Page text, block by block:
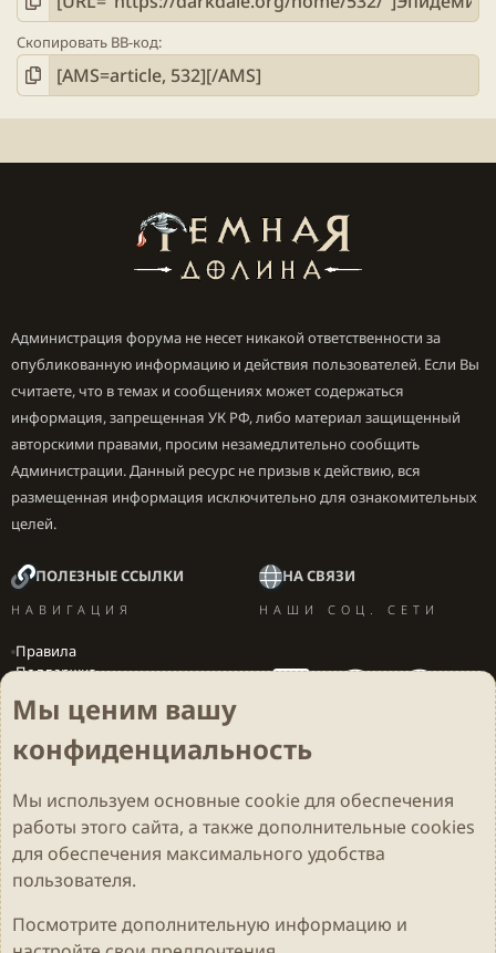
Скопировать BB-код
Администрация форума не несет никакой ответственности за
опубликованную информацию и действия пользователей. Если Вы
считаете, что в темах и сообщениях может содержаться
информация, запрещенная УК РФ, либо материал защищенный
авторскими правами, просим незамедлительно сообщить
Администрации. Данный ресурс не призыв к действию, вся
размещенная информация исключительно для ознакомительных
целей.
ПОЛЕЗНЫЕ ССЫЛКИ
НАВИГАЦИЯ
Правила
Поддержка
Локализация игр
НА СВЯЗИ
НАШИ СОЦ. СЕТИ
Cookies Darkdale - Основа [v.2.3.2 rc1] 🔥
Русский (RU)
Обратная связь
Условия и правила
Политика конфиденциальности
Помощь
R
Мы ценим вашу
конфиденциальность
Мы используем основные cookieдля обеспечения
работы этого сайта, а также дополнительные cookies
для обеспечения максимального удобства
пользователя.
Посмотрите дополнительную информацию и